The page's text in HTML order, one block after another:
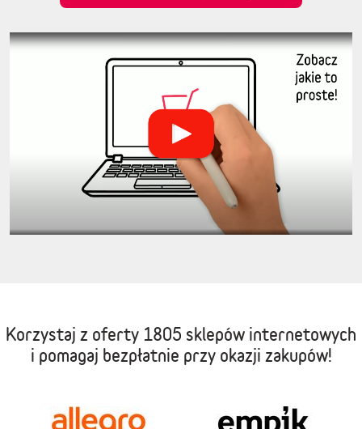
Korzystaj z oferty 1805 sklepów internetowych
i pomagaj bezpłatnie przy okazji zakupów!